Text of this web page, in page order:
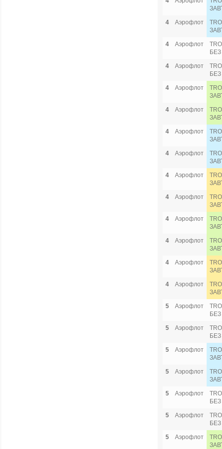
4
Аэрофлот
4
Аэрофлот
4
Аэрофлот
4
Аэрофлот
4
Аэрофлот
4
Аэрофлот
4
Аэрофлот
4
Аэрофлот
4
Аэрофлот
4
Аэрофлот
4
Аэрофлот
4
Аэрофлот
4
Аэрофлот
5
Аэрофлот
5
Аэрофлот
5
Аэрофлот
5
Аэрофлот
5
Аэрофлот
5
Аэрофлот
5
Аэрофлот